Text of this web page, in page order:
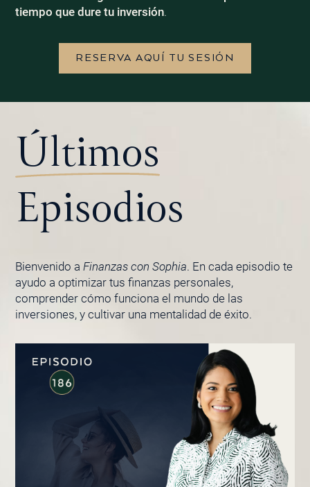
tiempo que dure tu inversión.
RESERVA AQUÍ TU SESIÓN
Últimos
Episodios
Bienvenido a Finanzas con Sophia. En cada episodio te
ayudo a optimizar tus finanzas personales,
comprender cómo funciona el mundo de las
inversiones, y cultivar una mentalidad de éxito.
PÁGINA
PÁGINA
PÁGINA